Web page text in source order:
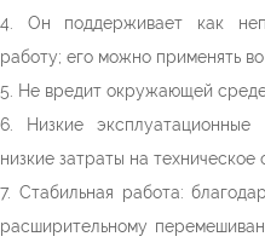
4. Он поддерживает как
работу; его можно применять
5. Не вредит окружающей
6. Низкие эксплуатационные
низкие затраты на техническое
7. Стабильная работа:
расширительному